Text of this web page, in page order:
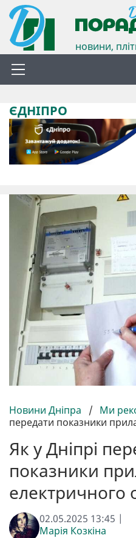
новини,
ЄДНІПРО
Новини Дніпра / Ми
передати показники
Як у Дніпрі
показники
електричного
02.05.2025 13:45 |
Марія Козкіна